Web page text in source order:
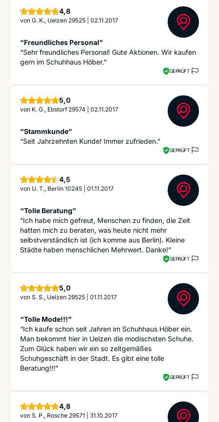
4,8Sterne
von G. K., Uelzen 29525 02.11.2017
“Freundliches Personal”
“Sehr freundliches Personal! Gute Aktionen. Wir kaufen
gern im Schuhhaus Höber.”
GEPRÜFT
5,0Sterne
von K. G., Ebstorf 29574 02.11.2017
“Stammkunde”
“Seit Jahrzehnten Kunde! Immer zufrieden.”
GEPRÜFT
4,5
von U. T., Berlin 10245 01.11.2017
“Tolle Beratung”
“Ich habe mich gefreut, Menschen zu finden, die Zeit
hatten mich zu beraten, was heute nicht mehr
selbstverständlich ist (ich komme aus Berlin). Kleine
Städte haben menschlichen Mehrwert. Danke!”
GEPRÜFT
5,0Sterne
von S. S., Uelzen 29525 01.11.2017
“Tolle Mode!!!”
“Ich kaufe schon seit Jahren im Schuhhaus Höber ein.
Man bekommt hier in Uelzen die modischsten Schuhe.
Zum Glück haben wir ein so zeitgemäßes
Schuhgeschäft in der Stadt. Es gibt eine tolle
Beratung!!!”
GEPRÜFT
4,8Sterne
von S. P., Rosche 29571 31.10.2017